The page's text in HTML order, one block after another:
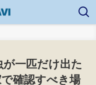
一匹だけ出た
確認すべき場